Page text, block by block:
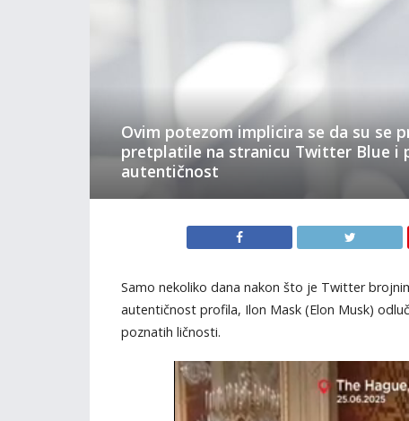
Ovim potezom implicira se da su se
pretplatile na stranicu Twitter Blue i
autentičnost
Samo nekoliko dana nakon što je Twitter
autentičnost profila, Ilon Mask (Elon Musk)
poznatih ličnosti.